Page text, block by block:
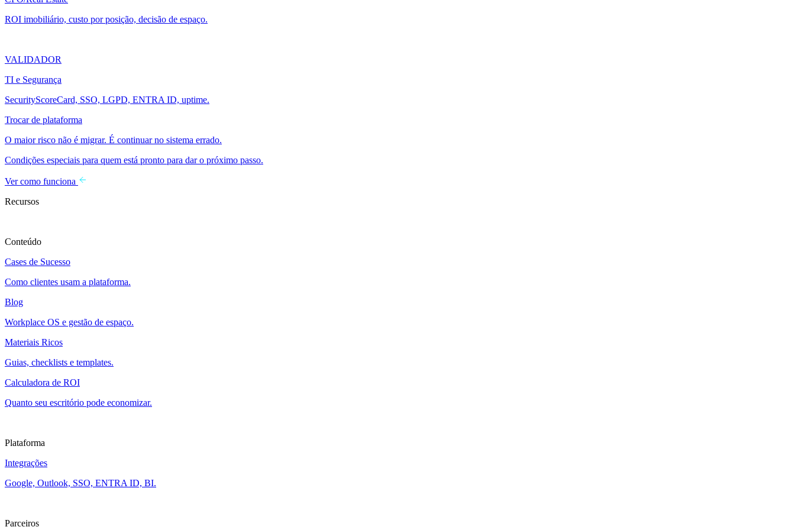
ROI imobiliário, custo por posição, decisão de espaço.
VALIDADOR
TI e Segurança
SecurityScoreCard, SSO, LGPD, ENTRA ID, uptime.
Trocar de plataforma
O maior risco não é migrar. É continuar no sistema errado.
Condições especiais para quem está pronto para dar o próximo passo.
Ver como funciona
Recursos
Conteúdo
Cases de Sucesso
Como clientes usam a plataforma.
Blog
Workplace OS e gestão de espaço.
Materiais Ricos
Guias, checklists e templates.
Calculadora de ROI
Quanto seu escritório pode economizar.
Plataforma
Integrações
Google, Outlook, SSO, ENTRA ID, BI.
Parceiros